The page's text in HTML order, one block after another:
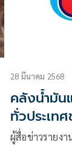
28 มีนาคม 2568
คลังน้ำมัน
ทั่วประเท
จากแผ่นดิ
ผู้สื่อข่าวรายง